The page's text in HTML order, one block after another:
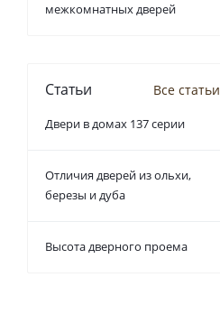
межкомнатных дверей
Статьи Все статьи
Двери в домах 137 серии
Отличия дверей из ольхи,
березы и дуба
Высота дверного проема